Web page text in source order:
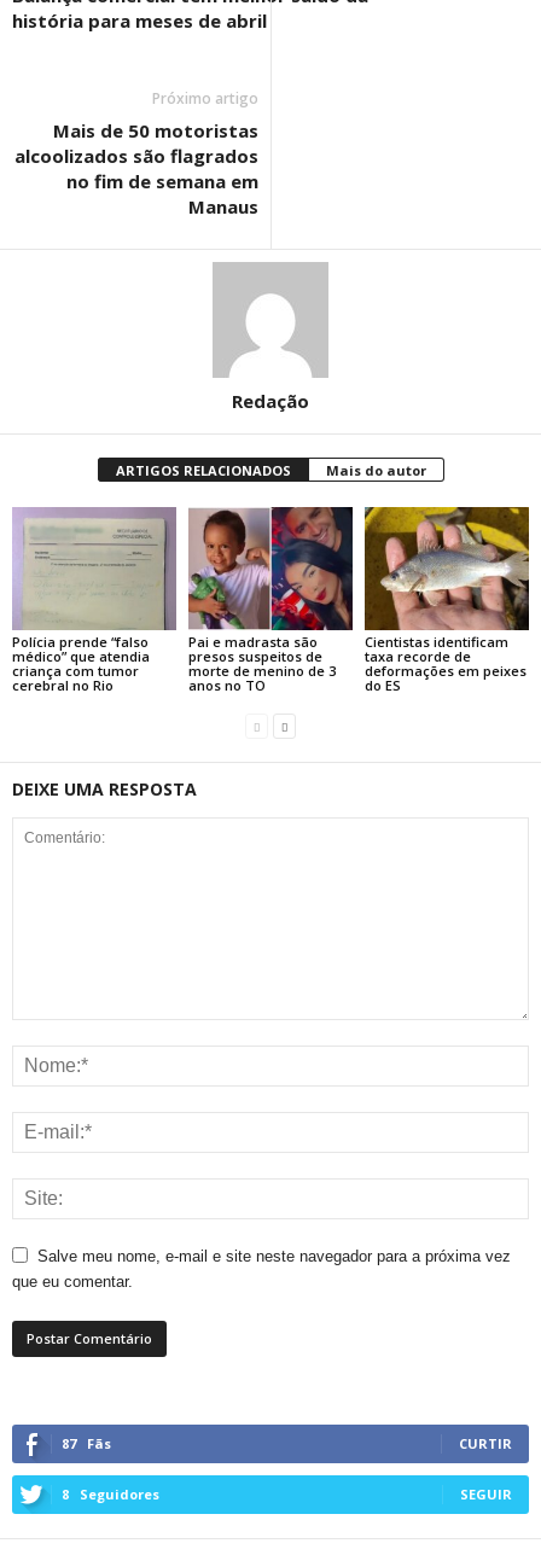
história para meses de abril
Próximo artigo
Mais de 50 motoristas
alcoolizados são flagrados
no fim de semana em
Manaus
Redação
ARTIGOS RELACIONADOS Mais do autor
Polícia prende “falso
médico” que atendia
criança com tumor
cerebral no Rio
Pai e madrasta são
presos suspeitos de
morte de menino de 3
anos no TO
Cientistas identificam
taxa recorde de
deformações em peixes
do ES
DEIXE UMA RESPOSTA
Salve meu nome, e-mail e site neste navegador para a próxima vez
que eu comentar.
87 Fãs CURTIR
8 Seguidores SEGUIR